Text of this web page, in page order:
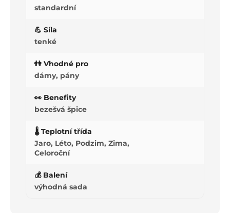
standardní
💪 Síla
tenké
👫 Vhodné pro
dámy, pány
👀 Benefity
bezešvá špice
🌡️ Teplotní třída
Jaro, Léto, Podzim, Zima,
Celoroční
💰 Balení
výhodná sada